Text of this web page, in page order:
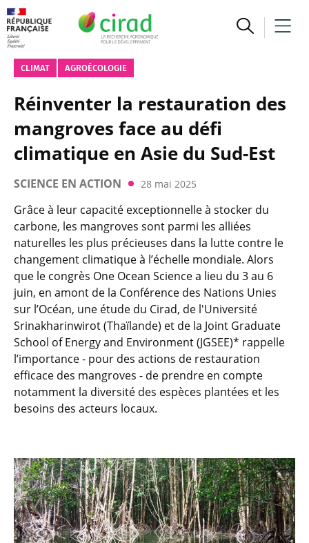
CLIMAT AGROÉCOLOGIE
Réinventer la restauration des
mangroves face au défi
climatique en Asie du Sud-Est
SCIENCE EN ACTION 28 mai 2025
Grâce à leur capacité exceptionnelle à stocker du
carbone, les mangroves sont parmi les alliées
naturelles les plus précieuses dans la lutte contre le
changement climatique à l’échelle mondiale. Alors
que le congrès One Ocean Science a lieu du 3 au 6
juin, en amont de la Conférence des Nations Unies
sur l’Océan, une étude du Cirad, de l'Université
Srinakharinwirot (Thaïlande) et de la Joint Graduate
School of Energy and Environment (JGSEE)* rappelle
l’importance - pour des actions de restauration
efficace des mangroves - de prendre en compte
notamment la diversité des espèces plantées et les
besoins des acteurs locaux.